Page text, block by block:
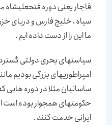
سیاه ، خلیج فارس و دریای خزر
ما این را از دست داده ایم .
سیاستهای بحری دولتی
امپراطوریهای بزرگی بودیم
ساسانیان مثلا در دوره هایی
حکومتهای همجوار بوده است
ایرانی خدمت کنند .